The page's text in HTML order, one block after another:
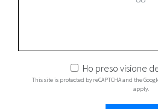
Ho preso visione
This site is protected by reCAPTCHA and the
apply.